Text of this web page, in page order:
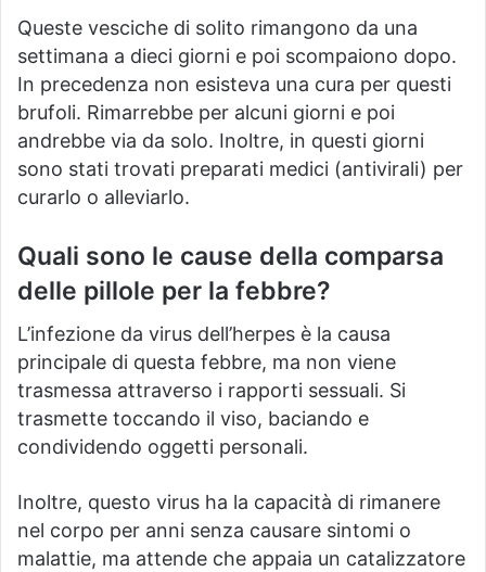
Queste vesciche di solito rimangono da una
settimana a dieci giorni e poi scompaiono dopo.
In precedenza non esisteva una cura per questi
brufoli. Rimarrebbe per alcuni giorni e poi
andrebbe via da solo. Inoltre, in questi giorni
sono stati trovati preparati medici (antivirali) per
curarlo o alleviarlo.
Quali sono le cause della comparsa
delle pillole per la febbre?
L’infezione da virus dell’herpes è la causa
principale di questa febbre, ma non viene
trasmessa attraverso i rapporti sessuali. Si
trasmette toccando il viso, baciando e
condividendo oggetti personali.
Inoltre, questo virus ha la capacità di rimanere
nel corpo per anni senza causare sintomi o
malattie, ma attende che appaia un catalizzatore